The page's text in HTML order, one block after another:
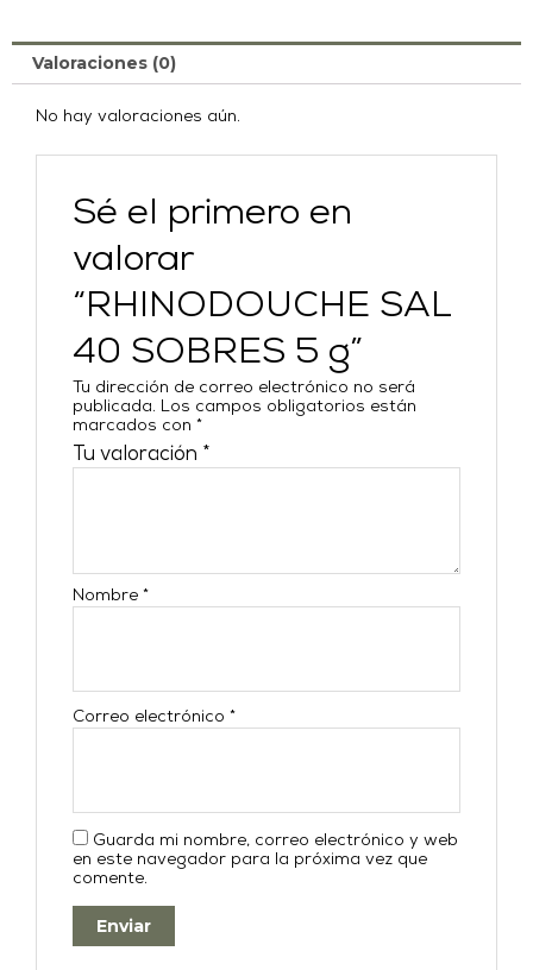
Valoraciones (0)
No hay valoraciones aún.
Sé el primero en
valorar
“RHINODOUCHE SAL
40 SOBRES 5 g”
Tu dirección de correo electrónico no será
publicada. Los campos obligatorios están
marcados con*
Tu valoración *
Nombre*
Correo electrónico*
Guarda mi nombre, correo electrónico y web
en este navegador para la próxima vez que
comente.